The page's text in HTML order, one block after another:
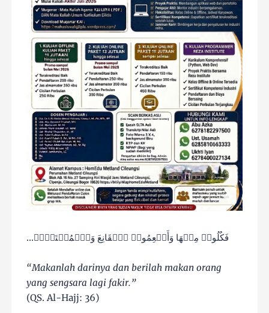
“Makanlah darinya dan berilah makan orang
yang sengsara lagi fakir.”
(QS. Al-Hajj: 36)